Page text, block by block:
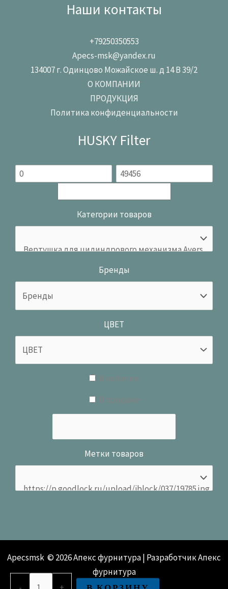
Наши контакты
+79250350553
Apecs-msk@yandex.ru
134007 г. Одинцово Можайское ш. д 14 В 39/2
О КОМПАНИИ
ПРОДУКЦИЯ
Политика конфиденциальности
HUSKY Filter
Категории товаров
Бренды
ЦВЕТ
Метки товаров
Apecsmsk © 2026 Апекс фурнитура | Разработчик Апекс
фурнитура